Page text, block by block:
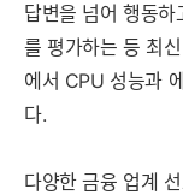
답변을 넘어 행동
를 평가하는 등 최
에서 CPU 성능과
다.
다양한 금융 업계